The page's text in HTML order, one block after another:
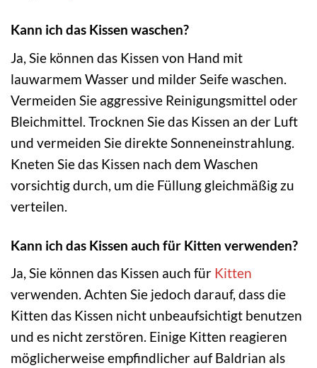
Kann ich das Kissen waschen?
Ja, Sie können das Kissen von Hand mit
lauwarmem Wasser und milder Seife waschen.
Vermeiden Sie aggressive Reinigungsmittel oder
Bleichmittel. Trocknen Sie das Kissen an der Luft
und vermeiden Sie direkte Sonneneinstrahlung.
Kneten Sie das Kissen nach dem Waschen
vorsichtig durch, um die Füllung gleichmäßig zu
verteilen.
Kann ich das Kissen auch für Kitten verwenden?
Ja, Sie können das Kissen auch für Kitten
verwenden. Achten Sie jedoch darauf, dass die
Kitten das Kissen nicht unbeaufsichtigt benutzen
und es nicht zerstören. Einige Kitten reagieren
möglicherweise empfindlicher auf Baldrian als